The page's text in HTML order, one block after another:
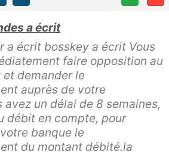
a écrit
a écrit bosskey a écrit Vous
faire opposition au
demander le
auprès de votre
avez un délai de 8 semaines,
débit en compte, pour
banque le
du montant débité.la